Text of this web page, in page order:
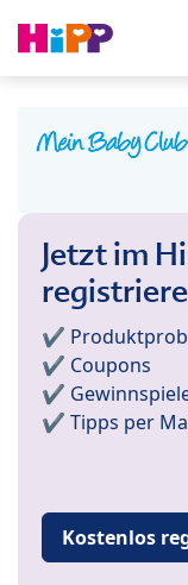
Jetzt im
✔️
✔️ Coupons
✔️
✔️ Tipps per
Kostenlos